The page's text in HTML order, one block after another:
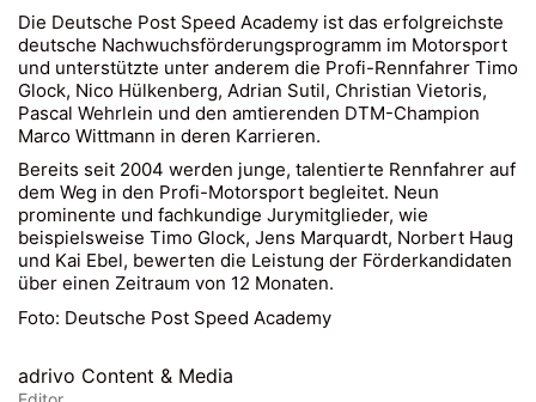
Die Deutsche Post Speed Academy ist das erfolgreichste
deutsche Nachwuchsförderungsprogramm im Motorsport
und unterstützte unter anderem die Profi-Rennfahrer Timo
Glock, Nico Hülkenberg, Adrian Sutil, Christian Vietoris,
Pascal Wehrlein und den amtierenden DTM-Champion
Marco Wittmann in deren Karrieren.
Bereits seit 2004 werden junge, talentierte Rennfahrer auf
dem Weg in den Profi-Motorsport begleitet. Neun
prominente und fachkundige Jurymitglieder, wie
beispielsweise Timo Glock, Jens Marquardt, Norbert Haug
und Kai Ebel, bewerten die Leistung der Förderkandidaten
über einen Zeitraum von 12 Monaten.
Foto: Deutsche Post Speed Academy
adrivo Content & Media
© Copyright 2023. All Rights Reserved - Helvetic Global
Invest AG |Impressum